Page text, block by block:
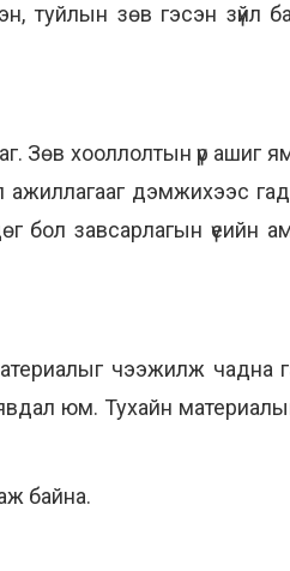
туйлын зөв гэсэн зүйл
Зөв хооллолтын үр ашиг
дэмжихээс
бол завсарлагын үеийн
чээжилж чадна
юм. Тухайн
байна.